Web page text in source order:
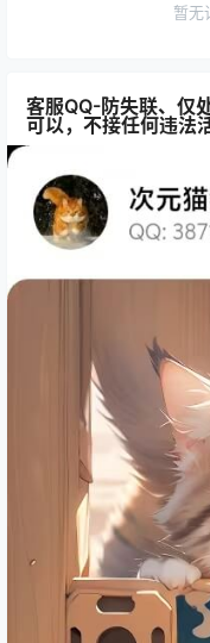
暂无
客服QQ-防失联、仅
可以，不接任何违法